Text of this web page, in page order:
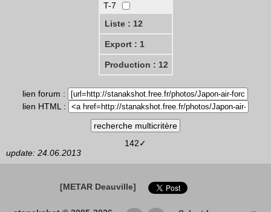
T-7
Liste : 12
Export : 1
Production : 12
lien forum :
lien HTML :
142✓
update: 24.06.2013
[METAR Deauville]